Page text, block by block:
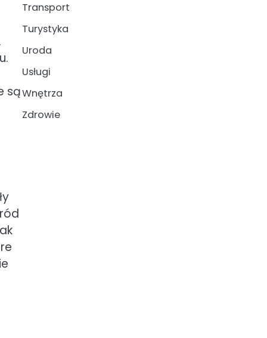
są
Transport
Turystyka
Uroda
Usługi
Wnętrza
Zdrowie